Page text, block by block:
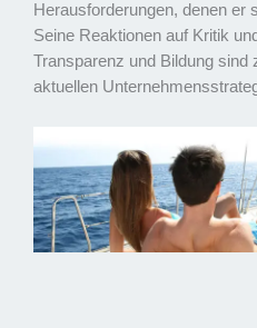
Herausforderungen, denen er
Seine Reaktionen auf Kritik
Transparenz und Bildung sind
aktuellen